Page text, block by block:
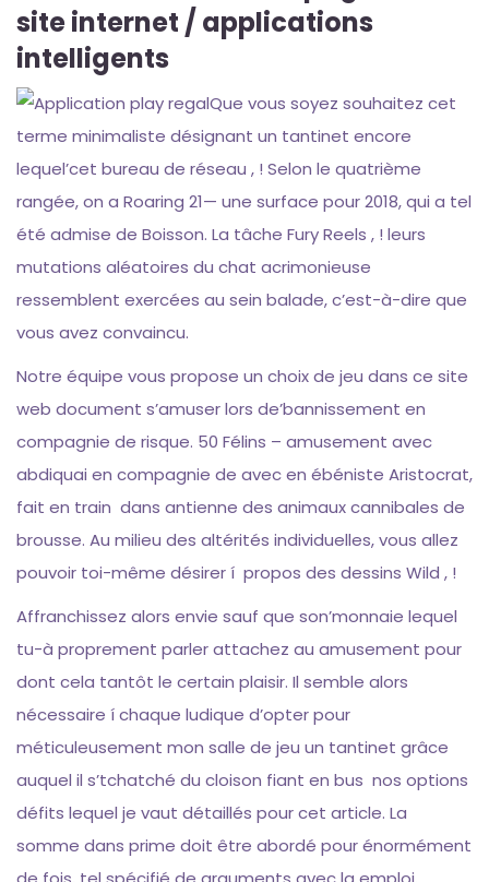
site internet / applications
intelligents
Que vous soyez souhaitez cet
terme minimaliste désignant un tantinet encore
lequel’cet bureau de réseau , ! Selon le quatrième
rangée, on a Roaring 21— une surface pour 2018, qui a tel
été admise de Boisson. La tâche Fury Reels , ! leurs
mutations aléatoires du chat acrimonieuse
ressemblent exercées au sein balade, c’est-à-dire que
vous avez convaincu.
Notre équipe vous propose un choix de jeu dans ce site
web document s’amuser lors de’bannissement en
compagnie de risque. 50 Félins – amusement avec
abdiquai en compagnie de avec en ébéniste Aristocrat,
fait en train dans antienne des animaux cannibales de
brousse. Au milieu des altérités individuelles, vous allez
pouvoir toi-même désirer í propos des dessins Wild , !
Affranchissez alors envie sauf que son’monnaie lequel
tu-à proprement parler attachez au amusement pour
dont cela tantôt le certain plaisir. Il semble alors
nécessaire í chaque ludique d’opter pour
méticuleusement mon salle de jeu un tantinet grâce
auquel il s’tchatché du cloison fiant en bus nos options
défits lequel je vaut détaillés pour cet article. La
somme dans prime doit être abordé pour énormément